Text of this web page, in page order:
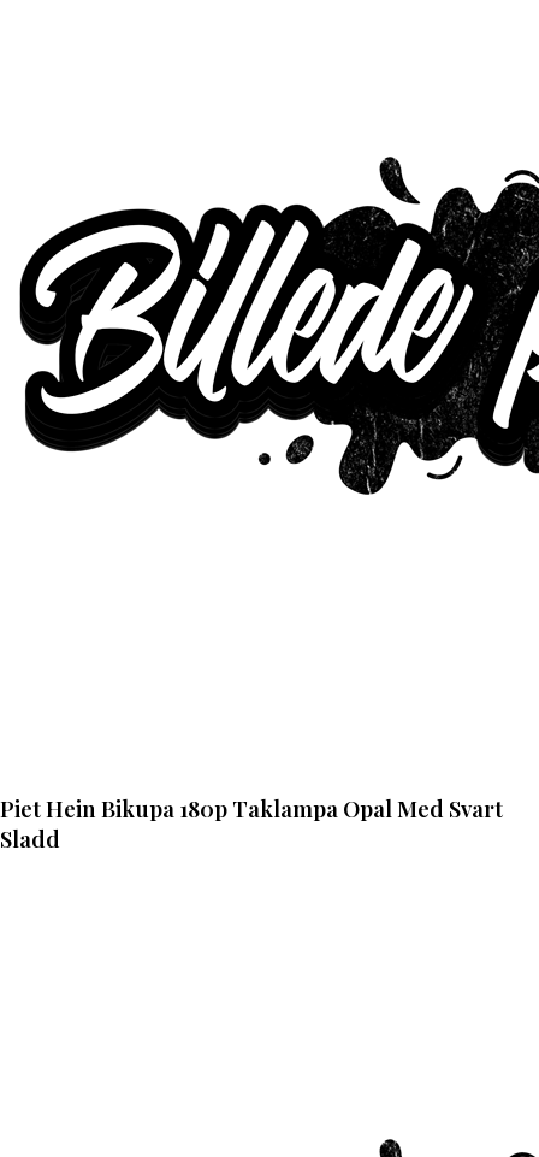
Piet Hein Bikupa 180p Taklampa Opal Med Svart
Sladd